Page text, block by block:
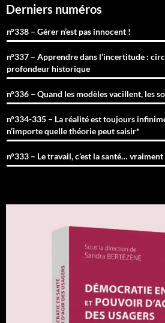
Derniers numéros
n°338 – Gérer n’est pas innocent !
n°337 – Apprendre dans l’incertitude :
profondeur historique
n°336 – Quand les modèles vacillent, les
n°334-335 – La réalité est toujours
n’importe quelle théorie peut saisir*
n°333 – Le travail, c’est la santé… vraiment